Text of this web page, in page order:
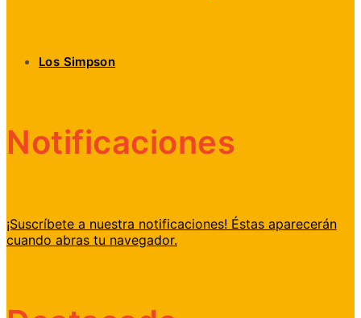
Los Simpson
Notificaciones
¡Suscríbete a nuestra notificaciones! Éstas aparecerán
cuando abras tu navegador.